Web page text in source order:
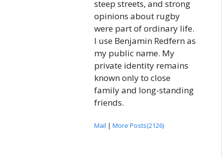
steep streets, and strong
opinions about rugby
were part of ordinary life.
I use Benjamin Redfern as
my public name. My
private identity remains
known only to close
family and long-standing
friends.
Mail | More Posts(2126)